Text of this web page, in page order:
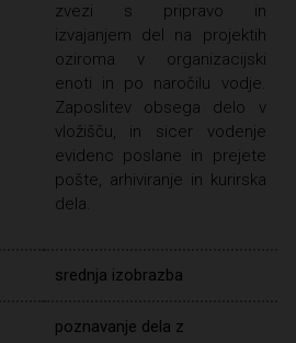
zvezi s pripravo in
izvajanjem del na projektih
oziroma v organizacijski
enoti in po naročilu vodje.
Zaposlitev obsega delo v
vložišču, in sicer vodenje
evidenc poslane in prejete
pošte, arhiviranje in kurirska
dela.
srednja izobrazba
poznavanje dela z